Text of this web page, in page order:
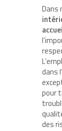
Dans
dans
pour
des